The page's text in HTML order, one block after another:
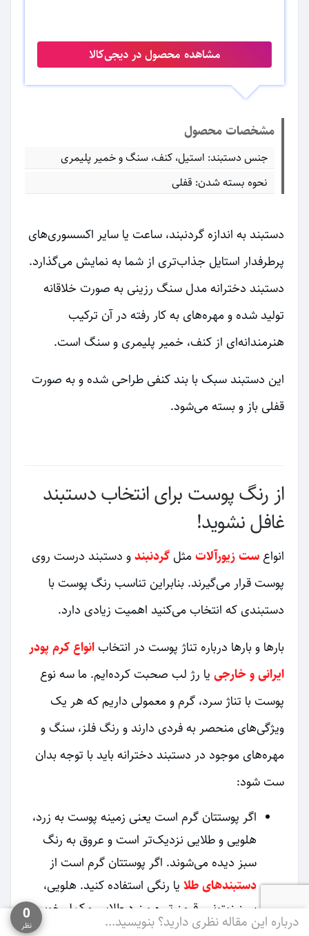
مشاهده محصول در دیجی‌کالا
مشخصات محصول
جنس دستبند: استیل، کنف، سنگ و خمیر پلیمری
نحوه بسته شدن: قفلی
دستبند به اندازه گردنبند، ساعت یا سایر اکسسوری‌های
پرطرفدار استایل جذاب‌تری از شما به نمایش می‌گذارد.
دستبند دخترانه مدل سنگ رزینی به صورت خلاقانه
تولید شده و مهره‌های به کار رفته در آن ترکیب
هنرمندانه‌ای از کنف، خمیر پلیمری و سنگ است.
این دستبند سبک با بند کنفی طراحی شده و به صورت
قفلی باز و بسته می‌شود.
از رنگ پوست برای انتخاب دستبند
غافل نشوید!
انواع ست زیورآلاتمثل گردنبندو دستبند درست روی
پوست قرار می‌گیرند. بنابراین تناسب رنگ پوست با
دستبندی که انتخاب می‌کنید اهمیت زیادی دارد.
بارها و بارها درباره تناژ پوست در انتخاب انواع کرم پودر
ایرانی و خارجی یا رژ لب صحبت کرده‌ایم. ما سه نوع
پوست با تناژ سرد، گرم و معمولی داریم که هر یک
ویژگی‌های منحصر به فردی دارند و رنگ فلز، سنگ و
مهره‌های موجود در دستبند دخترانه باید با توجه بدان
ست شود:
اگر پوستتان گرم است یعنی زمینه پوست به زرد،
هلویی و طلایی نزدیک‌تر است و عروق به رنگ
سبز دیده می‌شوند. اگر پوستتان گرم است از
دستبندهای طلا یا رنگی استفاده کنید. هلویی،
سبز زیتونی، قرمز تیره و زرد طلایی مکمل خوبی
برای پوست گرم هستند.
درباره این مقاله نظری دارید؟ بنویسید... 0
نظر